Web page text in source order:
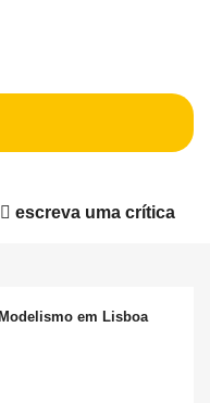
escreva uma crítica
em Lisboa